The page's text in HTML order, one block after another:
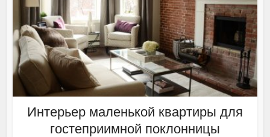
Интерьер маленькой квартиры для
гостеприимной поклонницы